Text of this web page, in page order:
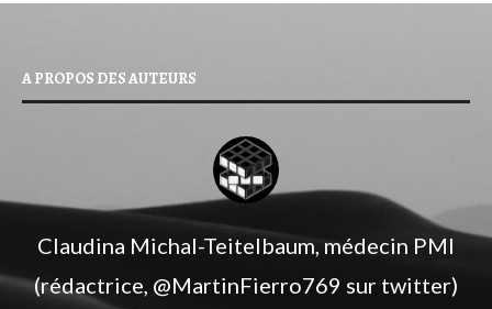
A PROPOS DES AUTEURS
Claudina Michal-Teitelbaum, médecin PMI
(rédactrice, ‎@MartinFierro769 sur twitter)